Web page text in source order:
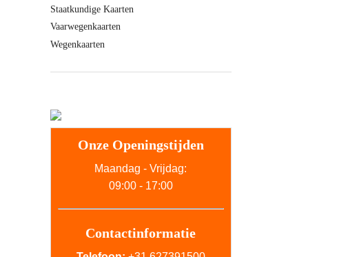
Staatkundige Kaarten
Vaarwegenkaarten
Wegenkaarten
Onze Openingstijden
Maandag - Vrijdag:
09:00 - 17:00
Contactinformatie